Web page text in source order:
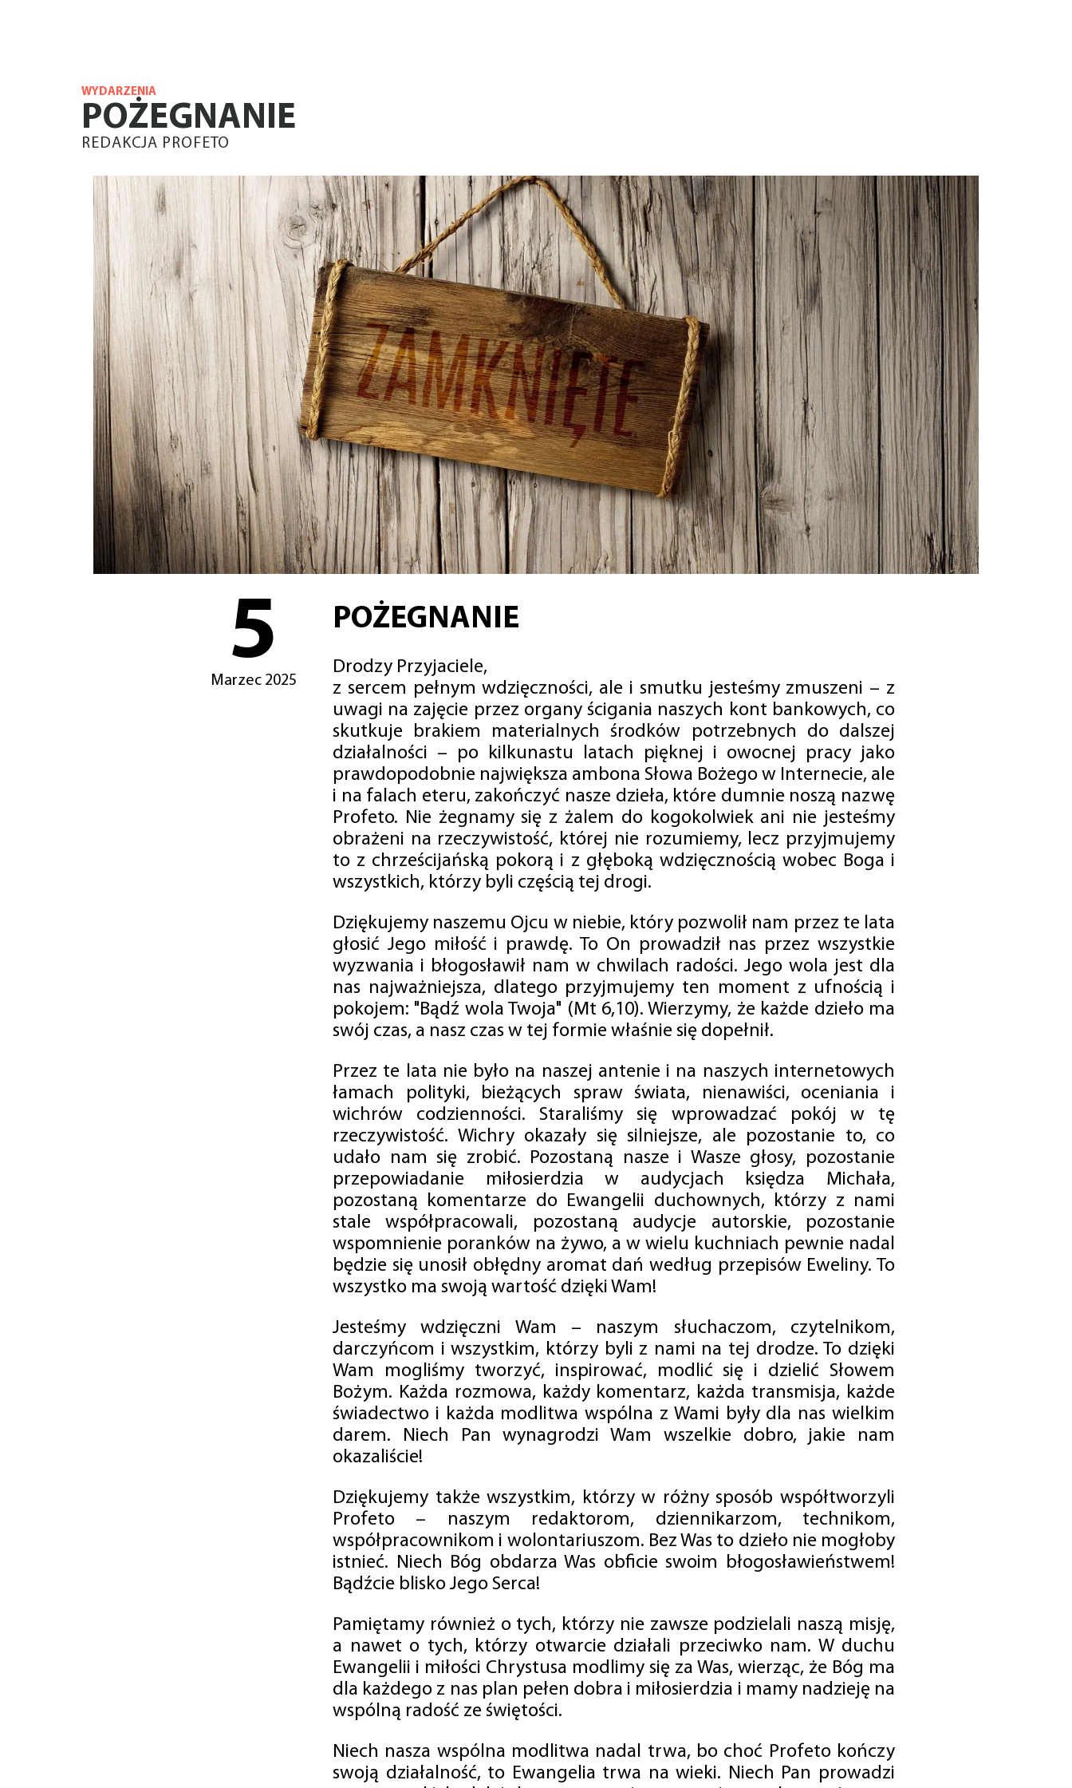
WYDARZENIA
POŻEGNANIE
REDAKCJA PROFETO
5
Marzec 2025
POŻEGNANIE
Drodzy Przyjaciele,
z sercem pełnym wdzięczności, ale i smutku jesteśmy zmuszeni – z
uwagi na zajęcie przez organy ścigania naszych kont bankowych, co
skutkuje brakiem materialnych środków potrzebnych do dalszej
działalności – po kilkunastu latach pięknej i owocnej pracy jako
prawdopodobnie największa ambona Słowa Bożego w Internecie, ale
i na falach eteru, zakończyć nasze dzieła, które dumnie noszą nazwę
Profeto. Nie żegnamy się z żalem do kogokolwiek ani nie jesteśmy
obrażeni na rzeczywistość, której nie rozumiemy, lecz przyjmujemy
to z chrześcijańską pokorą i z głęboką wdzięcznością wobec Boga i
wszystkich, którzy byli częścią tej drogi.
Dziękujemy naszemu Ojcu w niebie, który pozwolił nam przez te lata
głosić Jego miłość i prawdę. To On prowadził nas przez wszystkie
wyzwania i błogosławił nam w chwilach radości. Jego wola jest dla
nas najważniejsza, dlatego przyjmujemy ten moment z ufnością i
pokojem: "Bądź wola Twoja" (Mt 6,10). Wierzymy, że każde dzieło ma
swój czas, a nasz czas w tej formie właśnie się dopełnił.
Przez te lata nie było na naszej antenie i na naszych internetowych
łamach polityki, bieżących spraw świata, nienawiści, oceniania i
wichrów codzienności. Staraliśmy się wprowadzać pokój w tę
rzeczywistość. Wichry okazały się silniejsze, ale pozostanie to, co
udało nam się zrobić. Pozostaną nasze i Wasze głosy, pozostanie
przepowiadanie miłosierdzia w audycjach księdza Michała,
pozostaną komentarze do Ewangelii duchownych, którzy z nami
stale współpracowali, pozostaną audycje autorskie, pozostanie
wspomnienie poranków na żywo, a w wielu kuchniach pewnie nadal
będzie się unosił obłędny aromat dań według przepisów Eweliny. To
wszystko ma swoją wartość dzięki Wam!
Jesteśmy wdzięczni Wam – naszym słuchaczom, czytelnikom,
darczyńcom i wszystkim, którzy byli z nami na tej drodze. To dzięki
Wam mogliśmy tworzyć, inspirować, modlić się i dzielić Słowem
Bożym. Każda rozmowa, każdy komentarz, każda transmisja, każde
świadectwo i każda modlitwa wspólna z Wami były dla nas wielkim
darem. Niech Pan wynagrodzi Wam wszelkie dobro, jakie nam
okazaliście!
Dziękujemy także wszystkim, którzy w różny sposób współtworzyli
Profeto – naszym redaktorom, dziennikarzom, technikom,
współpracownikom i wolontariuszom. Bez Was to dzieło nie mogłoby
istnieć. Niech Bóg obdarza Was obficie swoim błogosławieństwem!
Bądźcie blisko Jego Serca!
Pamiętamy również o tych, którzy nie zawsze podzielali naszą misję,
a nawet o tych, którzy otwarcie działali przeciwko nam. W duchu
Ewangelii i miłości Chrystusa modlimy się za Was, wierząc, że Bóg ma
dla każdego z nas plan pełen dobra i miłosierdzia i mamy nadzieję na
wspólną radość ze świętości.
Niech nasza wspólna modlitwa nadal trwa, bo choć Profeto kończy
swoją działalność, to Ewangelia trwa na wieki. Niech Pan prowadzi